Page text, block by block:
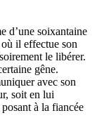
d’une soixantaine
il effectue son
le libérer.
gêne.
avec son
soit en lui
à la fiancée